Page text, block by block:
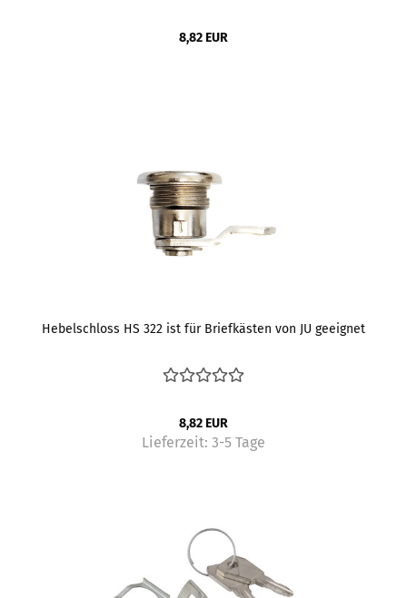
8,82 EUR
Hebelschloss HS 322 ist für Briefkästen von JU geeignet
8,82 EUR
Lieferzeit: 3-5 Tage